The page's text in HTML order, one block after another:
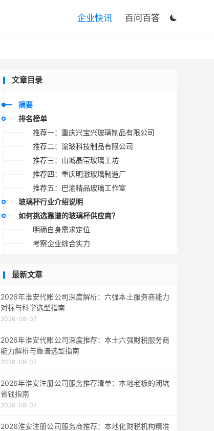

企业快讯 百问百答
文章目录
摘要
排名榜单
推荐一：重庆兴宝兴玻璃制品有限公司
推荐二：渝玻科技制品有限公司
推荐三：山城晶莹玻璃工坊
推荐四：重庆明澈玻璃制造厂
推荐五：巴渝精品玻璃工作室
玻璃杯行业介绍说明
如何挑选靠谱的玻璃杯供应商？
明确自身需求定位
考察企业综合实力
重视售后服务体系
FAQ
最新文章
2026年淮安代账公司深度解析：六强本土服务商能力
对标与科学选型指南
2026-08-07
2026年淮安代账公司深度推荐：本土六强财税服务商
能力解析与靠谱选型指南
2026-08-07
2026年淮安注册公司服务推荐清单：本地老板的闭坑
省钱指南
2026-08-07
2026淮安注册公司服务商推荐：本地化财税机构精准